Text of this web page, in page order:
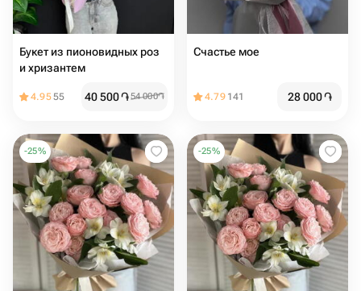
Букет из пионовидных роз
и хризантем
4.9555 40 500֏54 000֏
Счастье мое
4.79 141 28 000֏
-25% -25%